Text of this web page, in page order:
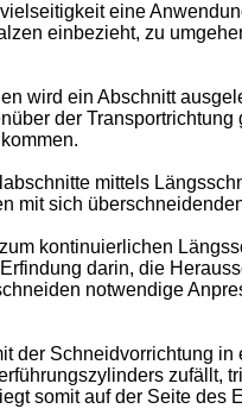
eine
einbezieht, zu
wird ein Abschnitt
der
mittels
sich
kontinuierlichen
darin, die
notwendige
Schneidvorrichtung
zufällt,
somit auf der Seite des